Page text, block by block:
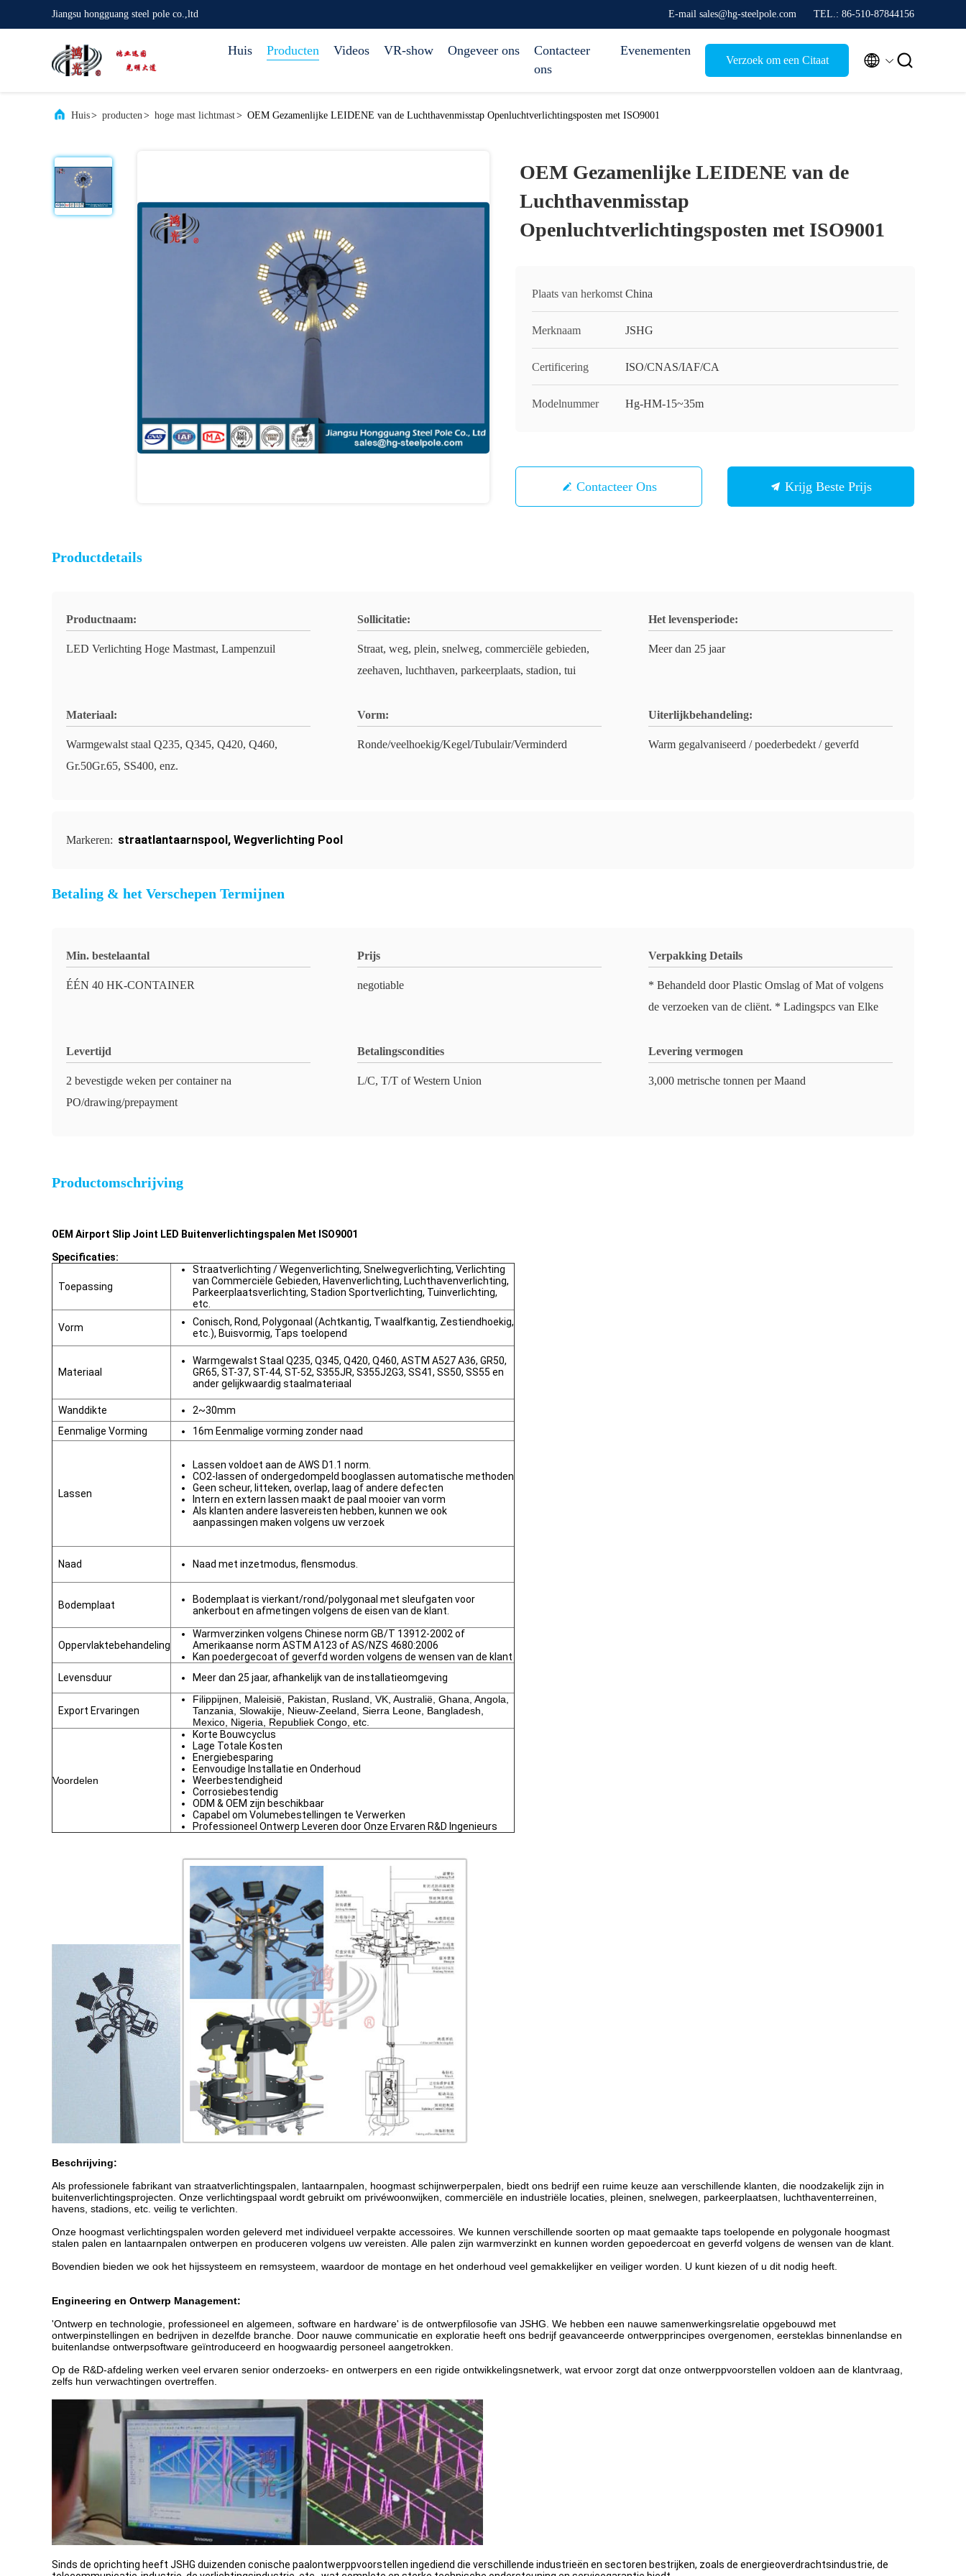
Jiangsu hongguang steel pole co.,ltd E-mail sales@hg-steelpole.com TEL.: 86-510-87844156
Huis Producten Videos VR-show Ongeveer ons
Contacteer
ons
Evenementen
Verzoek om een Citaat  
Huis> producten> hoge mast lichtmast> OEM Gezamenlijke LEIDENE van de Luchthavenmisstap Openluchtverlichtingsposten met ISO9001
OEM Gezamenlijke LEIDENE van de
Luchthavenmisstap
Openluchtverlichtingsposten met ISO9001
Plaats van herkomst China
Merknaam JSHG
Certificering ISO/CNAS/IAF/CA
Modelnummer Hg-HM-15~35m
Contacteer Ons Krijg Beste Prijs
Productdetails
Productnaam:
LED Verlichting Hoge Mastmast, Lampenzuil
Sollicitatie:
Straat, weg, plein, snelweg, commerciële gebieden,
zeehaven, luchthaven, parkeerplaats, stadion, tui
Het levensperiode:
Meer dan 25 jaar
Materiaal:
Warmgewalst staal Q235, Q345, Q420, Q460,
Gr.50Gr.65, SS400, enz.
Vorm:
Ronde/veelhoekig/Kegel/Tubulair/Verminderd
Uiterlijkbehandeling:
Warm gegalvaniseerd / poederbedekt / geverfd
Markeren: straatlantaarnspool, Wegverlichting Pool
Betaling & het Verschepen Termijnen
Min. bestelaantal
ÉÉN 40 HK-CONTAINER
Prijs
negotiable
Verpakking Details
* Behandeld door Plastic Omslag of Mat of volgens
de verzoeken van de cliënt. * Ladingspcs van Elke
Levertijd
2 bevestigde weken per container na
PO/drawing/prepayment
Betalingscondities
L/C, T/T of Western Union
Levering vermogen
3,000 metrische tonnen per Maand
Productomschrijving
OEM Airport Slip Joint LED Buitenverlichtingspalen Met ISO9001
Specificaties:
Toepassing
Straatverlichting / Wegenverlichting, Snelwegverlichting, Verlichting
van Commerciële Gebieden, Havenverlichting, Luchthavenverlichting,
Parkeerplaatsverlichting, Stadion Sportverlichting, Tuinverlichting,
etc.
Vorm
Conisch, Rond, Polygonaal (Achtkantig, Twaalfkantig, Zestiendhoekig,
etc.), Buisvormig, Taps toelopend
Materiaal
Warmgewalst Staal Q235, Q345, Q420, Q460, ASTM A527 A36, GR50,
GR65, ST-37, ST-44, ST-52, S355JR, S355J2G3, SS41, SS50, SS55 en
ander gelijkwaardig staalmateriaal
Wanddikte
2~30mm
Eenmalige Vorming
16m Eenmalige vorming zonder naad
Lassen
Lassen voldoet aan de AWS D1.1 norm.
CO2-lassen of ondergedompeld booglassen automatische methoden
Geen scheur, litteken, overlap, laag of andere defecten
Intern en extern lassen maakt de paal mooier van vorm
Als klanten andere lasvereisten hebben, kunnen we ook
aanpassingen maken volgens uw verzoek
Naad Naad met inzetmodus, flensmodus.
Bodemplaat
Bodemplaat is vierkant/rond/polygonaal met sleufgaten voor
ankerbout en afmetingen volgens de eisen van de klant.
Oppervlaktebehandeling
Warmverzinken volgens Chinese norm GB/T 13912-2002 of
Amerikaanse norm ASTM A123 of AS/NZS 4680:2006
Kan poedergecoat of geverfd worden volgens de wensen van de klant
Levensduur
Meer dan 25 jaar, afhankelijk van de installatieomgeving
Export Ervaringen
Filippijnen, Maleisië, Pakistan, Rusland, VK, Australië, Ghana, Angola,
Tanzania, Slowakije, Nieuw-Zeeland, Sierra Leone, Bangladesh,
Mexico, Nigeria, Republiek Congo, etc.
Voordelen
Korte Bouwcyclus
Lage Totale Kosten
Energiebesparing
Eenvoudige Installatie en Onderhoud
Weerbestendigheid
Corrosiebestendig
ODM & OEM zijn beschikbaar
Capabel om Volumebestellingen te Verwerken
Professioneel Ontwerp Leveren door Onze Ervaren R&D Ingenieurs
Beschrijving:
Als professionele fabrikant van straatverlichtingspalen, lantaarnpalen, hoogmast schijnwerperpalen, biedt ons bedrijf een ruime keuze aan verschillende klanten, die noodzakelijk zijn in
buitenverlichtingsprojecten. Onze verlichtingspaal wordt gebruikt om privéwoonwijken, commerciële en industriële locaties, pleinen, snelwegen, parkeerplaatsen, luchthaventerreinen,
havens, stadions, etc. veilig te verlichten.
Onze hoogmast verlichtingspalen worden geleverd met individueel verpakte accessoires. We kunnen verschillende soorten op maat gemaakte taps toelopende en polygonale hoogmast
stalen palen en lantaarnpalen ontwerpen en produceren volgens uw vereisten. Alle palen zijn warmverzinkt en kunnen worden gepoedercoat en geverfd volgens de wensen van de klant.
Bovendien bieden we ook het hijssysteem en remsysteem, waardoor de montage en het onderhoud veel gemakkelijker en veiliger worden. U kunt kiezen of u dit nodig heeft.
Engineering en Ontwerp Management:
'Ontwerp en technologie, professioneel en algemeen, software en hardware' is de ontwerpfilosofie van JSHG. We hebben een nauwe samenwerkingsrelatie opgebouwd met
ontwerpinstellingen en bedrijven in dezelfde branche. Door nauwe communicatie en exploratie heeft ons bedrijf geavanceerde ontwerpprincipes overgenomen, eersteklas binnenlandse en
buitenlandse ontwerpsoftware geïntroduceerd en hoogwaardig personeel aangetrokken.
Op de R&D-afdeling werken veel ervaren senior onderzoeks- en ontwerpers en een rigide ontwikkelingsnetwerk, wat ervoor zorgt dat onze ontwerppvoorstellen voldoen aan de klantvraag,
zelfs hun verwachtingen overtreffen.
Sinds de oprichting heeft JSHG duizenden conische paalontwerppvoorstellen ingediend die verschillende industrieën en sectoren bestrijken, zoals de energieoverdrachtsindustrie, de